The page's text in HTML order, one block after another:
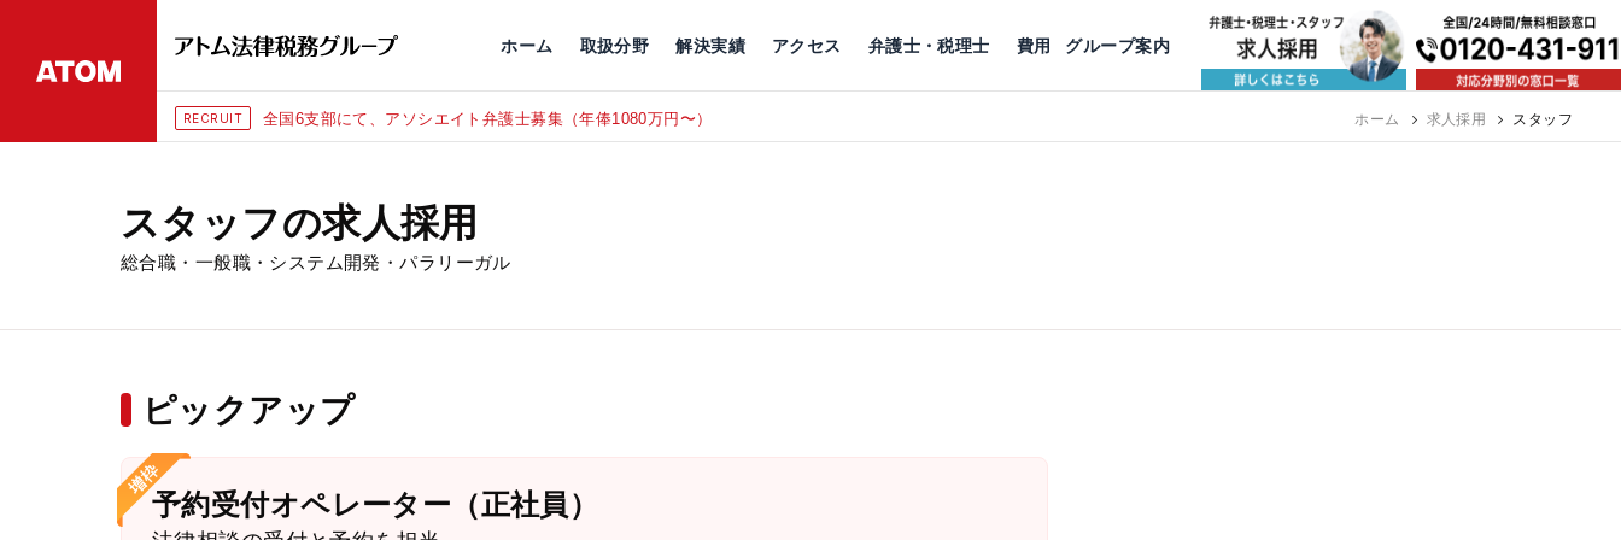
ホーム 取扱分野
公益活動
解決実績 アクセス
京都 神戸 福岡
弁護士・税理士 費用 グループ案内
RECRUIT 全国6支部にて、アソシエイト弁護士募集（年俸1080万円〜） 東京にて、相談予約スタッフ募集（月給38万以上）
スタッフの求人採用
総合職・一般職・システム開発・パラリーガル
ピックアップ
予約受付オペレーター（正社員）
ホーム 求人採用 スタッフ